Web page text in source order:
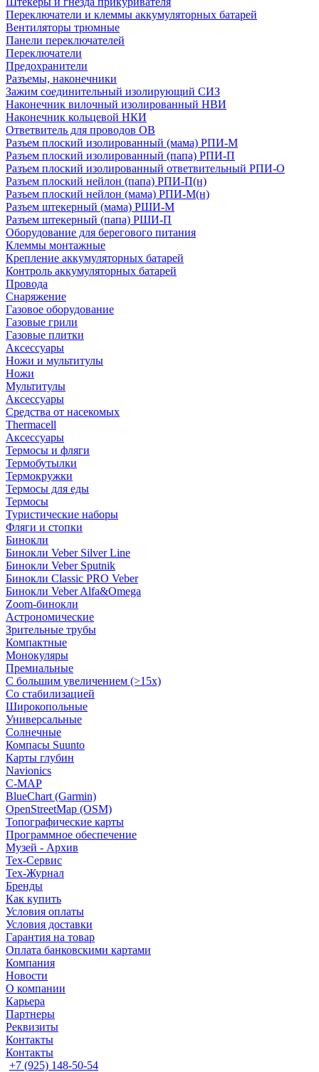
Переключатели и клеммы аккумуляторных батарей
Вентиляторы трюмные
Панели переключателей
Переключатели
Предохранители
Разъемы, наконечники
Зажим соединительный изолирующий СИЗ
Наконечник вилочный изолированный НВИ
Наконечник кольцевой НКИ
Ответвитель для проводов ОВ
Разъем плоский изолированный (мама) РПИ-М
Разъем плоский изолированный (папа) РПИ-П
Разъем плоский изолированный ответвительный РПИ-О
Разъем плоский нейлон (папа) РПИ-П(н)
Разъем плоский нейлон (мама) РПИ-М(н)
Разъем штекерный (мама) РШИ-М
Разъем штекерный (папа) РШИ-П
Оборудование для берегового питания
Клеммы монтажные
Крепление аккумуляторных батарей
Контроль аккумуляторных батарей
Провода
Снаряжение
Газовое оборудование
Газовые грили
Газовые плитки
Аксессуары
Ножи и мультитулы
Ножи
Мультитулы
Аксессуары
Средства от насекомых
Thermacell
Аксессуары
Термосы и фляги
Термобутылки
Термокружки
Термосы для еды
Термосы
Туристические наборы
Фляги и стопки
Бинокли
Бинокли Veber Silver Line
Бинокли Veber Sputnik
Бинокли Classic PRO Veber
Бинокли Veber Alfa&Omega
Zoom-бинокли
Астрономические
Зрительные трубы
Компактные
Монокуляры
Премиальные
С большим увеличением (>15x)
Со стабилизацией
Широкопольные
Универсальные
Солнечные
Компасы Suunto
Карты глубин
Navionics
C-MAP
BlueChart (Garmin)
OpenStreetMap (OSM)
Топографические карты
Программное обеспечение
Музей - Архив
Tex-Сервис
Тех-Журнал
Бренды
Как купить
Условия оплаты
Условия доставки
Гарантия на товар
Оплата банковскими картами
Компания
Новости
О компании
Карьера
Партнеры
Реквизиты
Контакты
Контакты
+7 (925) 148-50-54